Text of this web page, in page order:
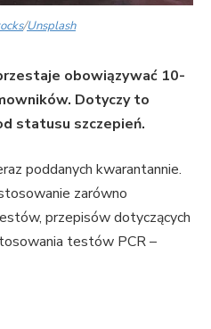
/Unsplash
obowiązywać 10-
Dotyczy to
statusu szczepień.
poddanych kwarantannie.
zarówno
przepisów dotyczących
testów PCR –